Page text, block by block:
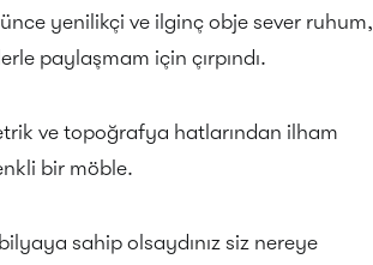
yenilikçi ve ilginç obje sever ruhum,
paylaşmam için çırpındı.
ve topoğrafya hatlarından ilham
bir möble.
sahip olsaydınız siz nereye